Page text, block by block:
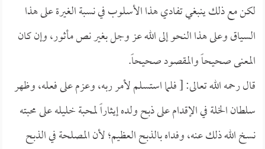
لكن مع ذلك ينبغي تفادي هذا الأسلوب في نسبة الغيرة على هذا
السياق وعلى هذا النحو إلى الله عز وجل بغير نص مأثور، وإن كان
المعنى صحيحاً والمقصود صحيحاً.
قال رحمه الله تعالى: [ فلما استسلم لأمر ربه، وعزم على فعله، وظهر
سلطان الخلة في الإقدام على ذبح ولده إيثاراً لمحبة خليله على محبته
نسخ الله ذلك عنه، وفداه بالذبح العظيم؛ لأن المصلحة في الذبح